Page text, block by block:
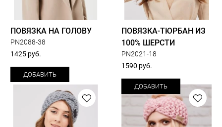
ПОВЯЗКА НА ГОЛОВУ
PN2088-38
1425 руб.
ДОБАВИТЬ
ПОВЯЗКА-ТЮРБАН ИЗ
100% ШЕРСТИ
РN2021-18
1590 руб.
ДОБАВИТЬ